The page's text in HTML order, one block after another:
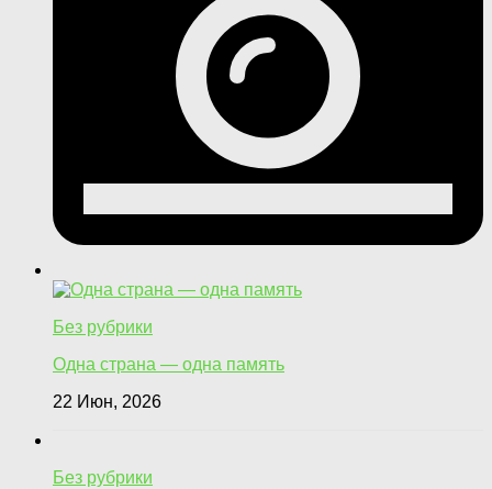
Без рубрики
Одна страна — одна память
22 Июн, 2026
Без рубрики